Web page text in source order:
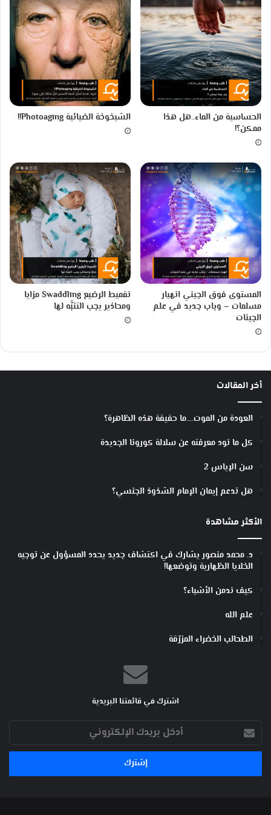
ن
ا
ل
ط
ي
و
ر
م
ن
ا
ل
س
ا
ل
الحساسية من الماء..هل هذا
ممكن؟!
الشيخوخة الضيائية Photoaging!!
المستوى فوق الجيني انهيار
مسلمات – وباب جديد في علم
الجينات
تقميط الرضيع Swaddling مزايا
ومحاذير يجب التنبُّه لها
أخر المقالات
العودة من الموت….ما حقيقة هذه الظاهرة؟
كل ما تود معرفته عن سلالة كورونا الجديدة
سن الإياس 2
هل تدعم إيمان الإمام الشذوذ الجنسي؟
الأكثر مشاهدة
د. محمد منصور يشارك في اكتشاف جديد يحدد المسؤول عن توجيه
الخلايا الظهارية وتوضعها!
كيف ندمن الأشياء؟
علم الله
الطحالب الخضراء المزرّقة
اشترك في قائمتنا البريدية
أدخل
بريدك
الإلكتروني